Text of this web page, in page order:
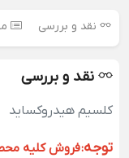
نقد و بررسی
نقد و بررسی
کلسیم هیدروکساید
توجه:فروش کلیه